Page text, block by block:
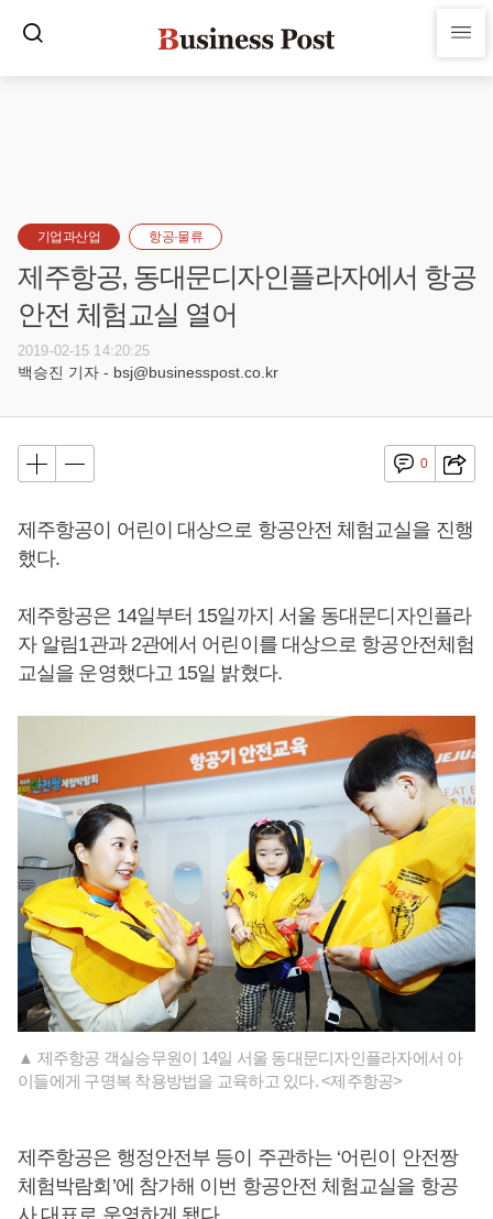
기업과산업 항공·물류
제주항공, 동대문디자인플라자에서 항공
안전 체험교실 열어
2019-02-15 14:20:25
백승진 기자 - bsj@businesspost.co.kr
0
제주항공이 어린이 대상으로 항공안전 체험교실을 진행
했다.
제주항공은 14일부터 15일까지 서울 동대문디자인플라
자 알림1관과 2관에서 어린이를 대상으로 항공안전체험
교실을 운영했다고 15일 밝혔다.
▲ 제주항공 객실승무원이 14일 서울 동대문디자인플라자에서 아
이들에게 구명복 착용방법을 교육하고 있다. <제주항공>
제주항공은 행정안전부 등이 주관하는 ‘어린이 안전짱
체험박람회’에 참가해 이번 항공안전 체험교실을 항공
사 대표로 운영하게 됐다.